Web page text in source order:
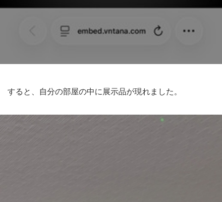
すると、自分の部屋の中に展示品が現れました。